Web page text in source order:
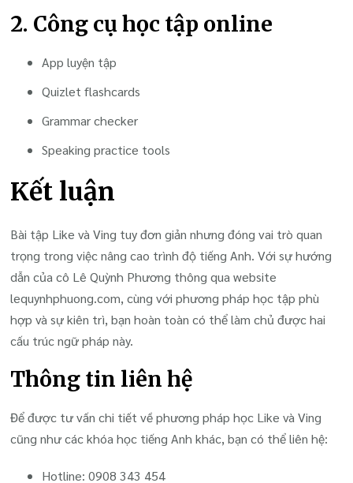
2. Công cụ học tập online
App luyện tập
Quizlet flashcards
Grammar checker
Speaking practice tools
Kết luận
Bài tập Like và Ving tuy đơn giản nhưng đóng vai trò quan
trọng trong việc nâng cao trình độ tiếng Anh. Với sự hướng
dẫn của cô Lê Quỳnh Phương thông qua website
lequynhphuong.com, cùng với phương pháp học tập phù
hợp và sự kiên trì, bạn hoàn toàn có thể làm chủ được hai
cấu trúc ngữ pháp này.
Thông tin liên hệ
Để được tư vấn chi tiết về phương pháp học Like và Ving
cũng như các khóa học tiếng Anh khác, bạn có thể liên hệ:
Hotline: 0908 343 454